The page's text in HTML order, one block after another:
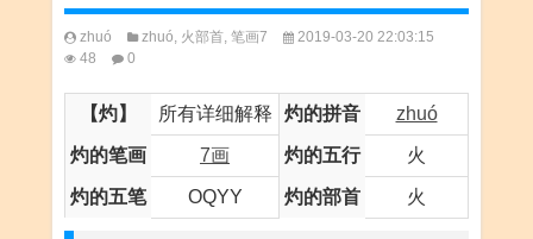
zhuó zhuó, 火部首, 笔画7
2019-03-20 22:03:15
48
0
【灼】 所有详细解释 灼的拼音 zhuó
灼的笔画 7画 灼的五行 火
灼的五笔 OQYY 灼的部首 火